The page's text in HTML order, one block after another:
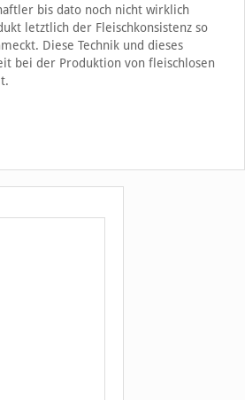
bis dato noch nicht wirklich
letztlich der Fleischkonsistenz so
Diese Technik und dieses
bei der Produktion von fleischlosen